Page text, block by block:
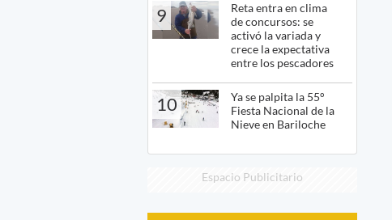
9
Reta entra en clima
de concursos: se
activó la variada y
crece la expectativa
entre los pescadores
10
Ya se palpita la 55°
Fiesta Nacional de la
Nieve en Bariloche
Espacio Publicitario